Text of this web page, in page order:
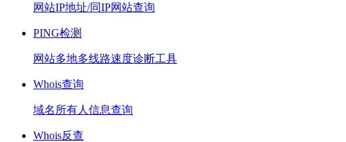
网站IP地址/同IP网站查询
PING检测
网站多地多线路速度诊断工具
Whois查询
域名所有人信息查询
Whois反查